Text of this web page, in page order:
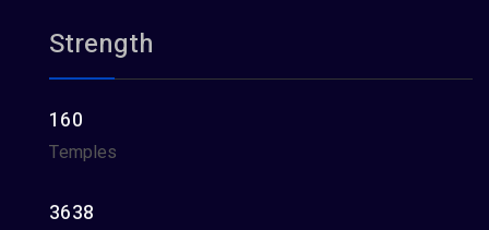
Strength
160
Temples
3638